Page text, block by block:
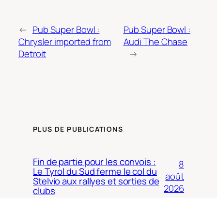
← Pub Super Bowl :
Chrysler imported from
Detroit
Pub Super Bowl :
Audi The Chase
→
PLUS DE PUBLICATIONS
Fin de partie pour les convois :
Le Tyrol du Sud ferme le col du
Stelvio aux rallyes et sorties de
clubs
8
août
2026